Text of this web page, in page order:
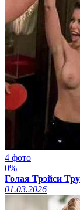
4 фото
0%
Голая Трэйси
01.03.2026